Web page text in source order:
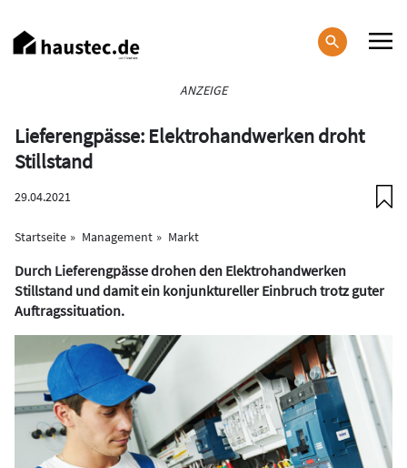
zum
Inhalt
ANZEIGE
Lieferengpässe: Elektrohandwerken droht
Stillstand
29.04.2021
Startseite Management Markt
Durch Lieferengpässe drohen den Elektrohandwerken
Stillstand und damit ein konjunktureller Einbruch trotz guter
Auftragssituation.